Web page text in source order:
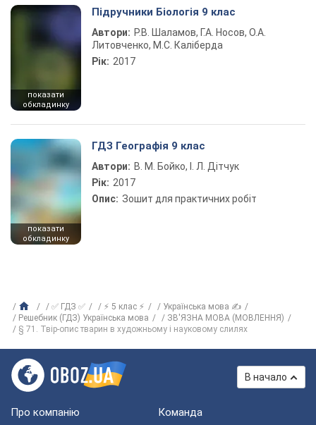
показати
обкладинку
Підручники Біологія 9 клас
Автори: Р.В. Шаламов, Г.А. Носов, О.А.
Литовченко, М.С. Каліберда
Рік: 2017
показати
обкладинку
ГДЗ Географія 9 клас
Автори: В. М. Бойко, І. Л. Дітчук
Рік: 2017
Опис: Зошит для практичних робіт
✅ ГДЗ ✅ ⚡ 5 клас ⚡
Українська мова ✍
Решебник (ГДЗ) Українська мова
ЗВ'ЯЗНА МОВА (МОВЛЕННЯ)
§ 71. Твір-опис тварин в художньому і науковому слилях
В начало
Про компанію Команда